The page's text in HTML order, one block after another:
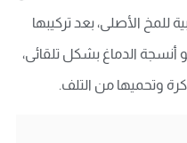
للمخ الأصلى، بعد تركيبها
أنسجة الدماغ بشكل تلقائى،
وتحميها من التلف.